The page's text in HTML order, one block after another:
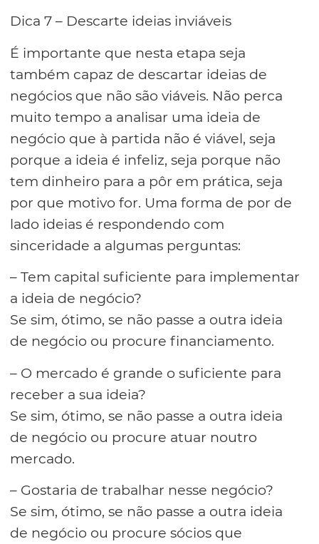
Dica 7 – Descarte ideias inviáveis
É importante que nesta etapa seja
também capaz de descartar ideias de
negócios que não são viáveis. Não perca
muito tempo a analisar uma ideia de
negócio que à partida não é viável, seja
porque a ideia é infeliz, seja porque não
tem dinheiro para a pôr em prática, seja
por que motivo for. Uma forma de por de
lado ideias é respondendo com
sinceridade a algumas perguntas:
– Tem capital suficiente para implementar
a ideia de negócio?
Se sim, ótimo, se não passe a outra ideia
de negócio ou procure financiamento.
– O mercado é grande o suficiente para
receber a sua ideia?
Se sim, ótimo, se não passe a outra ideia
de negócio ou procure atuar noutro
mercado.
– Gostaria de trabalhar nesse negócio?
Se sim, ótimo, se não passe a outra ideia
de negócio ou procure sócios que